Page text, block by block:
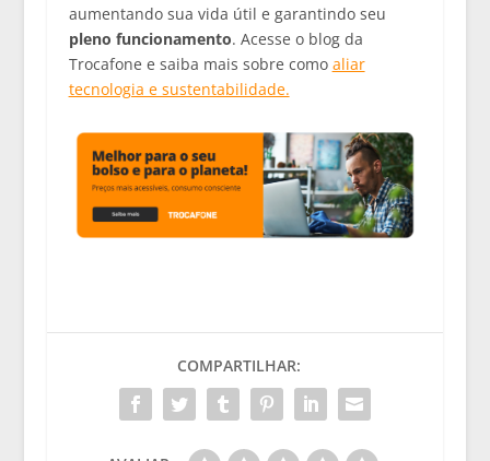
aumentando sua vida útil e garantindo seu
pleno funcionamento. Acesse o blog da
Trocafone e saiba mais sobre como aliar
tecnologia e sustentabilidade.
COMPARTILHAR: